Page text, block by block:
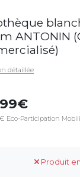
ANTONIN (
)
détaillée
Eco-Participation
Produit